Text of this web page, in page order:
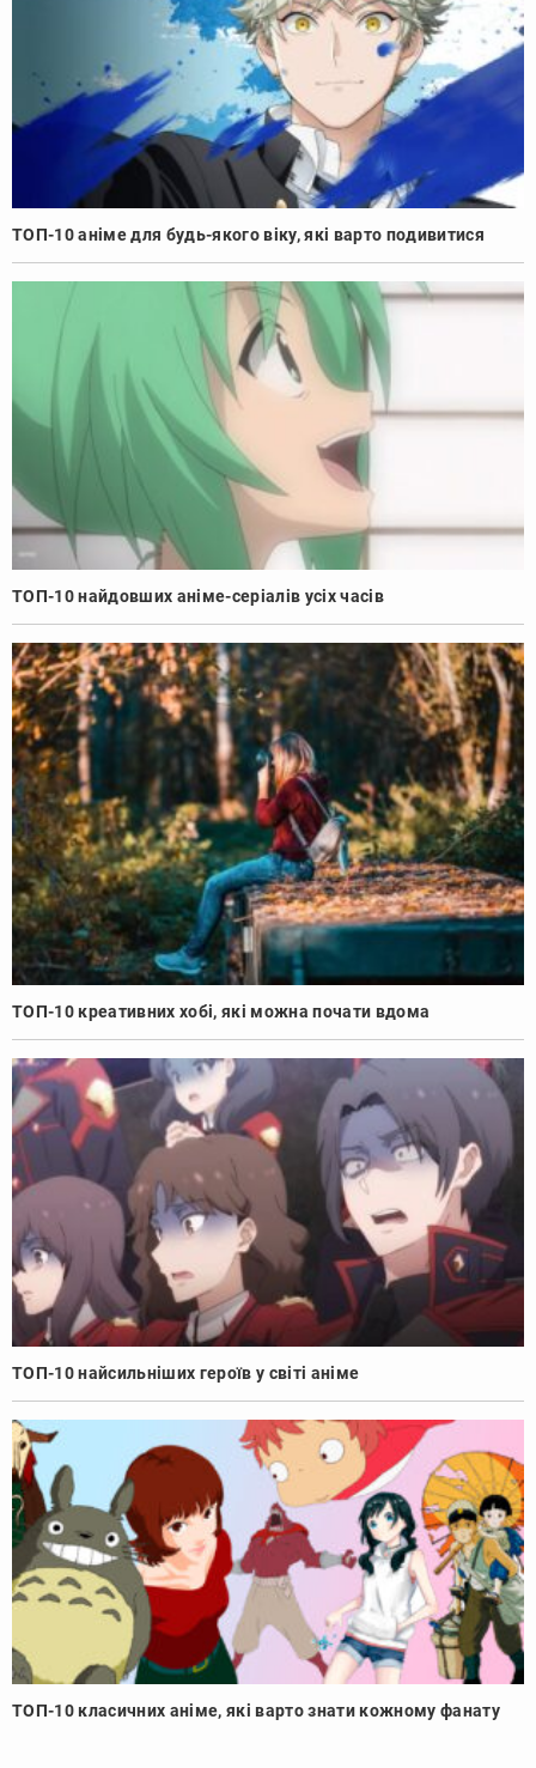
ТОП-10 аніме для будь-якого віку, які варто подивитися
ТОП-10 найдовших аніме-серіалів усіх часів
ТОП-10 креативних хобі, які можна почати вдома
ТОП-10 найсильніших героїв у світі аніме
ТОП-10 класичних аніме, які варто знати кожному фанату